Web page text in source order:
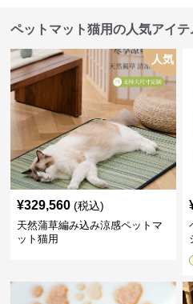
ペットマット猫用の人気アイテ
人気
¥329,560 (税込)
天然蒲草編み込み涼感ペットマ
ット猫用